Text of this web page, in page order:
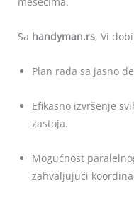
Sa handyman.rs, Vi
Plan rada sa jasno
Efikasno izvršenje
zastoja.
Mogućnost
zahvaljujući